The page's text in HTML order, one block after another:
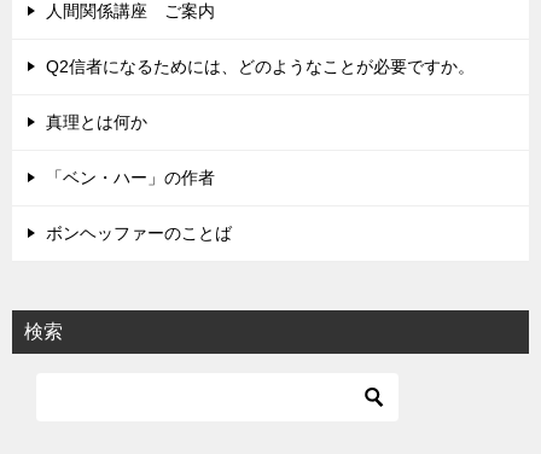
ー
シ
人間関係講座 ご案内
Q2信者になるためには、どのようなことが必要ですか。
真理とは何か
「ベン・ハー」の作者
ボンヘッファーのことば
検索